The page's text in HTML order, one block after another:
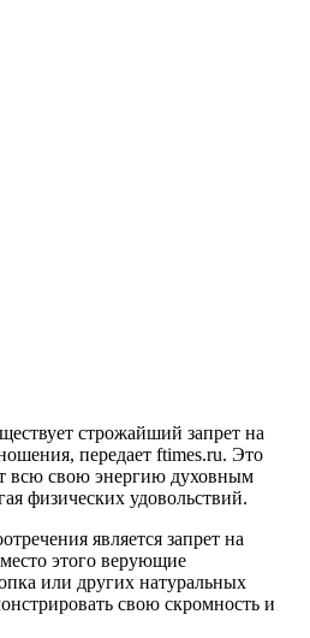
строжайший запрет на
передает ftimes.ru. Это
всю свою энергию духовным
физических удовольствий.
является запрет на
этого верующие
или других натуральных
свою скромность и